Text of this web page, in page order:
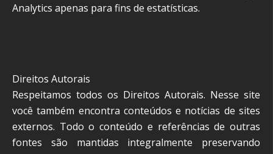
Analytics apenas para fins de estatísticas.
Direitos Autorais
Respeitamos todos os Direitos Autorais. Nesse site
você também encontra conteúdos e notícias de sites
externos. Todo o conteúdo e referências de outras
fontes são mantidas integralmente preservando